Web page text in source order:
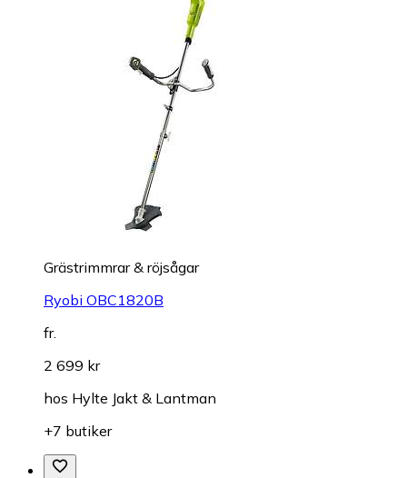
Grästrimmrar & röjsågar
Ryobi OBC1820B
fr.
2 699 kr
hos Hylte Jakt & Lantman
+7 butiker